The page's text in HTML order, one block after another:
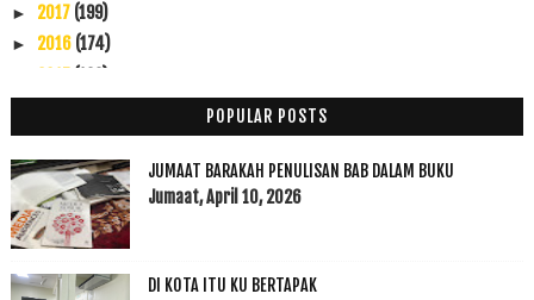
► 2017 (199)
► 2016 (174)
►Disember(60)
▼November(49)
Nasihat Syekh Ali Thanthawi Mesir Rahimahullah
KEMANGKATAN DULI YANG TERAMAT MULIA RAJA MUDA KEDAH
Aril AF7 Selamat Timang Anak Lelaki Sama Hari Lahi...
Emma Maembong Mahu Saman Penulis Tentang Kehamilan
POPULAR POSTS
JUMAAT BARAKAH PENULISAN BAB DALAM BUKU
Jumaat, April 10, 2026
DI KOTA ITU KU BERTAPAK